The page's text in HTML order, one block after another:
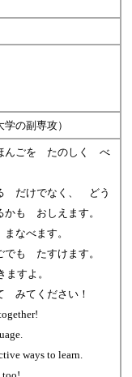
の副専攻）
んごを たのしく べ
だけでなく、 どう
も おしえます。
なべます。
でも たすけます。
すよ。
みてください！
ways to learn.